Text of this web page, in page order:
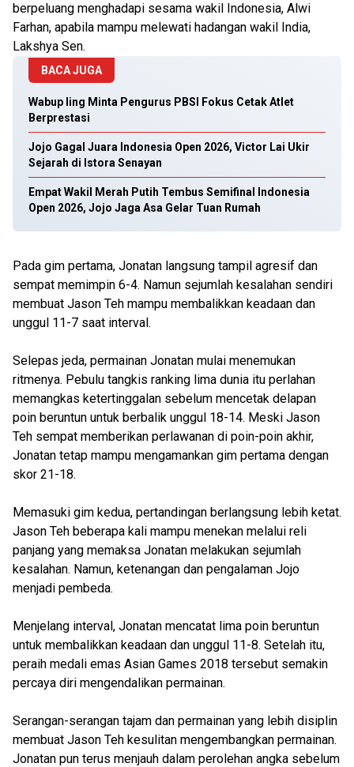
berpeluang menghadapi sesama wakil Indonesia, Alwi
Farhan, apabila mampu melewati hadangan wakil India,
Lakshya Sen.
BACA JUGA
Wabup Iing Minta Pengurus PBSI Fokus Cetak Atlet
Berprestasi
Jojo Gagal Juara Indonesia Open 2026, Victor Lai Ukir
Sejarah di Istora Senayan
Empat Wakil Merah Putih Tembus Semifinal Indonesia
Open 2026, Jojo Jaga Asa Gelar Tuan Rumah
Pada gim pertama, Jonatan langsung tampil agresif dan
sempat memimpin 6-4. Namun sejumlah kesalahan sendiri
membuat Jason Teh mampu membalikkan keadaan dan
unggul 11-7 saat interval.
Selepas jeda, permainan Jonatan mulai menemukan
ritmenya. Pebulu tangkis ranking lima dunia itu perlahan
memangkas ketertinggalan sebelum mencetak delapan
poin beruntun untuk berbalik unggul 18-14. Meski Jason
Teh sempat memberikan perlawanan di poin-poin akhir,
Jonatan tetap mampu mengamankan gim pertama dengan
skor 21-18.
Memasuki gim kedua, pertandingan berlangsung lebih ketat.
Jason Teh beberapa kali mampu menekan melalui reli
panjang yang memaksa Jonatan melakukan sejumlah
kesalahan. Namun, ketenangan dan pengalaman Jojo
menjadi pembeda.
Menjelang interval, Jonatan mencatat lima poin beruntun
untuk membalikkan keadaan dan unggul 11-8. Setelah itu,
peraih medali emas Asian Games 2018 tersebut semakin
percaya diri mengendalikan permainan.
Serangan-serangan tajam dan permainan yang lebih disiplin
membuat Jason Teh kesulitan mengembangkan permainan.
Jonatan pun terus menjauh dalam perolehan angka sebelum